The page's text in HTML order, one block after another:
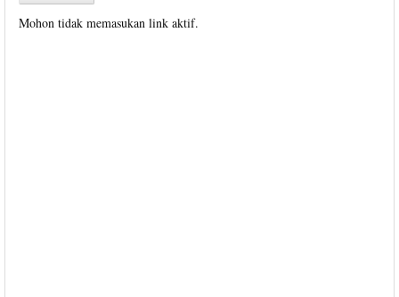
Mohon tidak memasukan link aktif.